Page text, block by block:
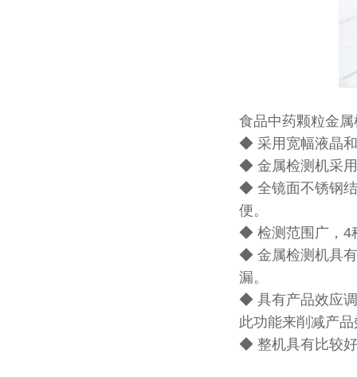
食品中药颗粒金
◆ 采用宽幅液晶
◆ 金属检测机采
◆ 全镜面不锈钢
便。
◆ 检测范围广，4
◆ 金属检测机具
漏。
◆ 具有产品效应
此功能来削减产
◆ 整机具有比较